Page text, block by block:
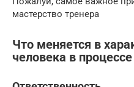
мастерство тренера
Что меняется в
человека в